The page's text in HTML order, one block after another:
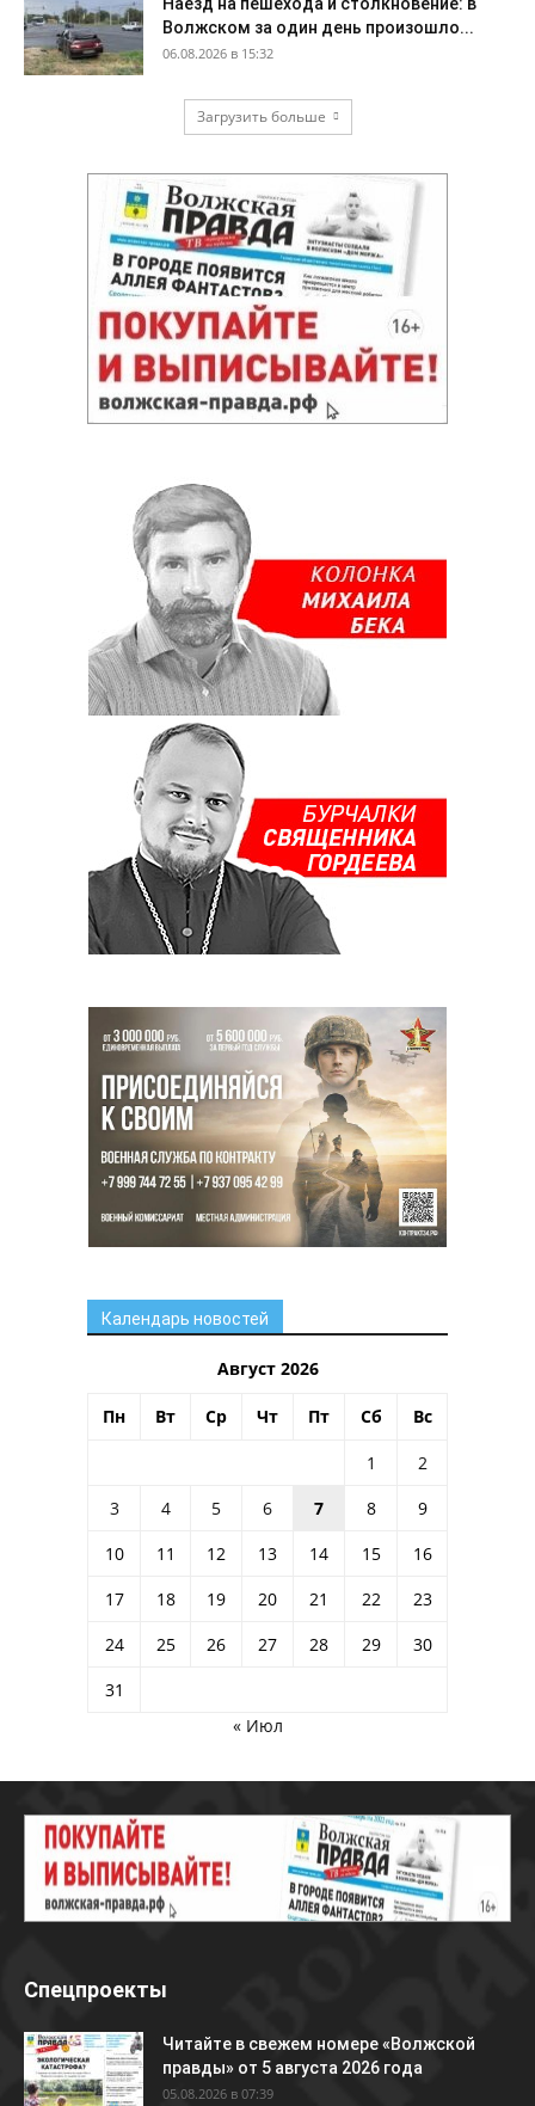
Волжском за один день произошло...
06.08.2026 в 15:32
Загрузить больше
Календарь новостей
Август 2026
Пн Вт Ср Чт Пт Сб Вс
1
2
3
4 5 6 7 8
9
10
11 12 13 14 15
16
17
18 19 20 21 22
23
24
25 26 27 28 29
30
31
« Июл
Спецпроекты
Читайте в свежем номере «Волжской
правды» от 5 августа 2026 года
05.08.2026 в 07:39